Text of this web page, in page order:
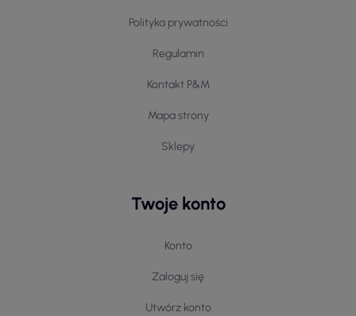
Polityka prywatności
Regulamin
Kontakt P&M
Mapa strony
Sklepy
Twoje konto
Konto
Zaloguj się
Utwórz konto